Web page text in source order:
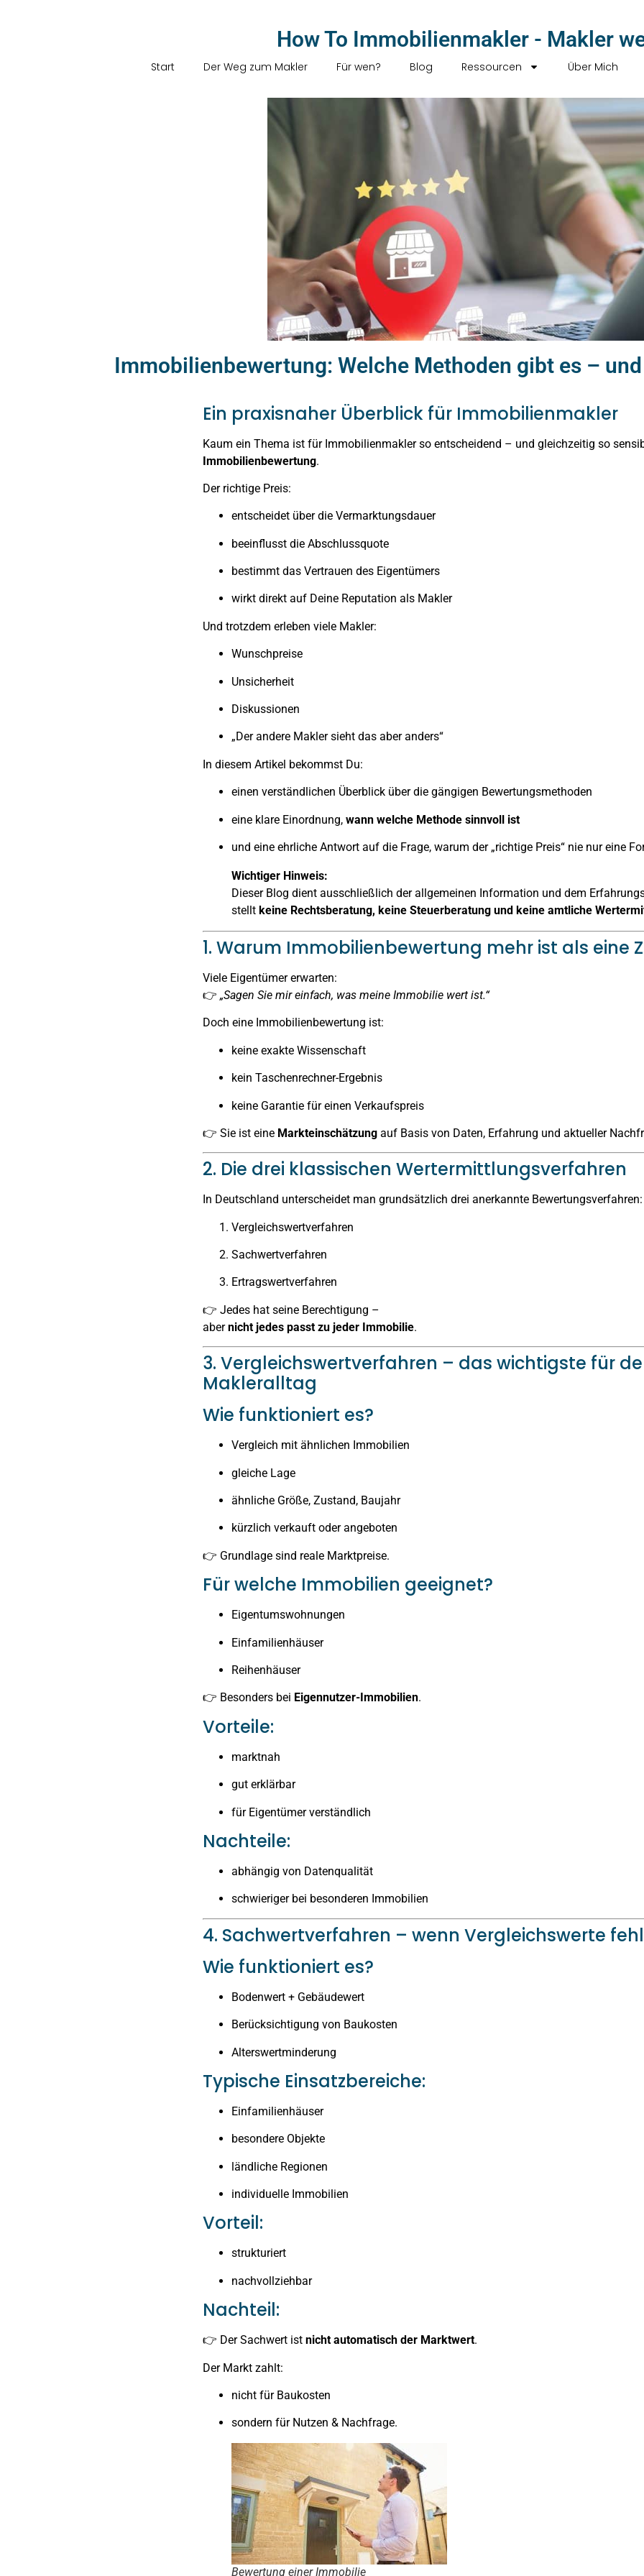
How To Immobilienmakler - Makler
Start Der Weg zum Makler Für wen? Blog Ressourcen Über Mich
Immobilienbewertung: Welche Methoden gibt es –
Ein praxisnaher Überblick für Immobilienmakler
Kaum ein Thema ist für Immobilienmakler so entscheidend – und gleichzeitig so
Immobilienbewertung.
Der richtige Preis:
entscheidet über die Vermarktungsdauer
beeinflusst die Abschlussquote
bestimmt das Vertrauen des Eigentümers
wirkt direkt auf Deine Reputation als Makler
Und trotzdem erleben viele Makler:
Wunschpreise
Unsicherheit
Diskussionen
„Der andere Makler sieht das aber anders“
In diesem Artikel bekommst Du:
einen verständlichen Überblick über die gängigen Bewertungsmethoden
eine klare Einordnung, wann welche Methode sinnvoll ist
und eine ehrliche Antwort auf die Frage, warum der „richtige Preis“ nie nur eine
Wichtiger Hinweis:
Dieser Blog dient ausschließlich der allgemeinen Information und dem
stellt keine Rechtsberatung, keine Steuerberatung und keine amtliche
1. Warum Immobilienbewertung mehr ist als eine
Viele Eigentümer erwarten:
👉 „Sagen Sie mir einfach, was meine Immobilie wert ist.“
Doch eine Immobilienbewertung ist:
keine exakte Wissenschaft
kein Taschenrechner-Ergebnis
keine Garantie für einen Verkaufspreis
👉 Sie ist eine Markteinschätzung auf Basis von Daten, Erfahrung und aktueller
2. Die drei klassischen Wertermittlungsverfahren
In Deutschland unterscheidet man grundsätzlich drei anerkannte Bewertungsverfahren:
Vergleichswertverfahren
Sachwertverfahren
Ertragswertverfahren
👉 Jedes hat seine Berechtigung –
abernicht jedes passt zu jeder Immobilie.
3. Vergleichswertverfahren – das wichtigste für
Makleralltag
Wie funktioniert es?
Vergleich mit ähnlichen Immobilien
gleiche Lage
ähnliche Größe, Zustand, Baujahr
kürzlich verkauft oder angeboten
👉 Grundlage sind reale Marktpreise.
Für welche Immobilien geeignet?
Eigentumswohnungen
Einfamilienhäuser
Reihenhäuser
👉 Besonders bei Eigennutzer-Immobilien.
Vorteile:
marktnah
gut erklärbar
für Eigentümer verständlich
Nachteile:
abhängig von Datenqualität
schwieriger bei besonderen Immobilien
4. Sachwertverfahren – wenn Vergleichswerte
Wie funktioniert es?
Bodenwert + Gebäudewert
Berücksichtigung von Baukosten
Alterswertminderung
Typische Einsatzbereiche:
Einfamilienhäuser
besondere Objekte
ländliche Regionen
individuelle Immobilien
Vorteil:
strukturiert
nachvollziehbar
Nachteil:
👉 Der Sachwert ist nicht automatisch der Marktwert.
Der Markt zahlt:
nicht für Baukosten
sondern für Nutzen & Nachfrage.
Bewertung einer Immobilie